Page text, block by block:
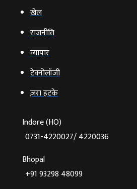
खेल
राजनीति
व्‍यापार
टेक्‍नोलॉजी
ज़रा हटके
Indore (HO)
0731-4220027/ 4220036
Bhopal
+91 93298 48099